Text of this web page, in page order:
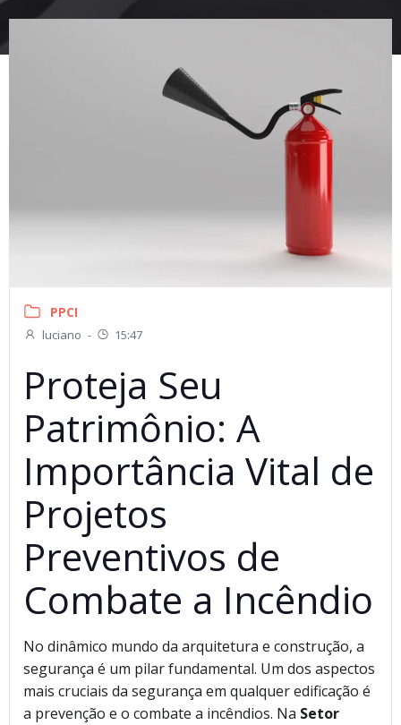
PPCI
luciano - 15:47
Proteja Seu
Patrimônio: A
Importância Vital de
Projetos
Preventivos de
Combate a Incêndio
No dinâmico mundo da arquitetura e construção, a
segurança é um pilar fundamental. Um dos aspectos
mais cruciais da segurança em qualquer edificação é
a prevenção e o combate a incêndios. Na Setor